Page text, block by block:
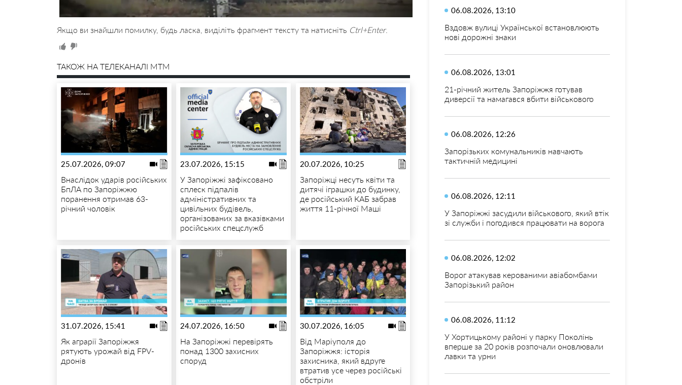
Якщо ви знайшли помилку, будь ласка, виділіть фрагмент тексту та натисніть Ctrl+Enter.
ТАКОЖ НА ТЕЛЕКАНАЛІ MTM
25.07.2026, 09:07
Внаслідок ударів російських
БпЛА по Запоріжжю
поранення отримав 63-
річний чоловік
23.07.2026, 15:15
У Запоріжжі зафіксовано
сплеск підпалів
адміністративних та
цивільних будівель,
організованих за вказівками
російських спецслужб
20.07.2026, 10:25
Запоріжці несуть квіти та
дитячі іграшки до будинку,
де російський КАБ забрав
життя 11-річної Маші
31.07.2026, 15:41
Як аграрії Запоріжжя
рятують урожай від FPV-
дронів
24.07.2026, 16:50
На Запоріжжі перевірять
понад 1300 захисних
споруд
30.07.2026, 16:05
Від Маріуполя до
Запоріжжя: історія
захисника, який вдруге
втратив усе через російські
обстріли
06.08.2026, 13:10
Вздовж вулиці Української встановлюють
нові дорожні знаки
06.08.2026, 13:01
21-річний житель Запоріжжя готував
диверсії та намагався вбити військового
06.08.2026, 12:26
Запорізьких комунальників навчають
тактичній медицині
06.08.2026, 12:11
У Запоріжжі засудили військового, який втік
зі служби і погодився працювати на ворога
06.08.2026, 12:02
Ворог атакував керованими авіабомбами
Запорізький район
06.08.2026, 11:12
У Хортицькому районі у парку Поколінь
вперше за 20 років розпочали оновлювали
лавки та урни